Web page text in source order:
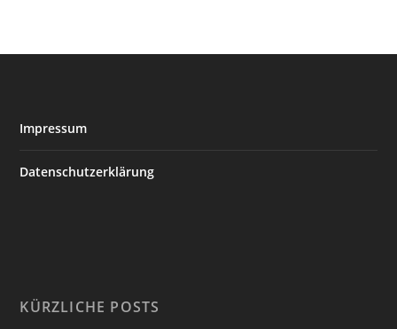
Impressum
Datenschutzerklärung
KÜRZLICHE POSTS